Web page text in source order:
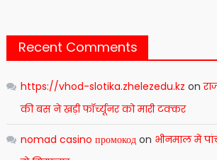
Recent Comments
https://vhod-slotika.zhelezedu.kz on
की बस ने खड़ी फॉर्च्यूनर को मारी टक्कर
nomad casino промокодon भीनमाल में